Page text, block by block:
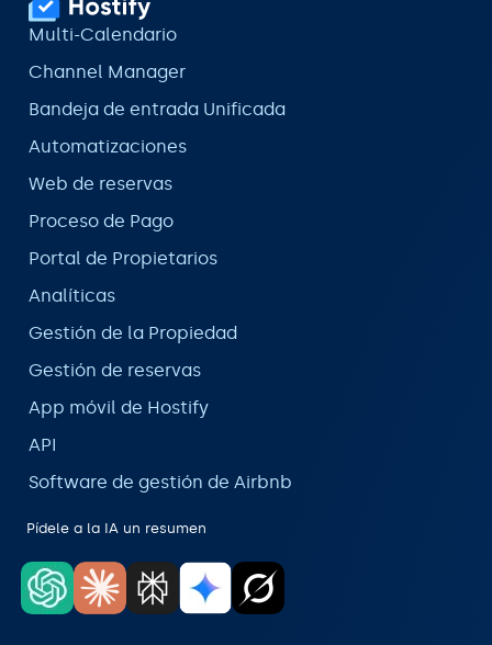
Multi-Calendario
Channel Manager
Bandeja de entrada Unificada
Automatizaciones
Web de reservas
Proceso de Pago
Portal de Propietarios
Analíticas
Gestión de la Propiedad
Gestión de reservas
App móvil de Hostify
API
Software de gestión de Airbnb
Pídele a la IA un resumen